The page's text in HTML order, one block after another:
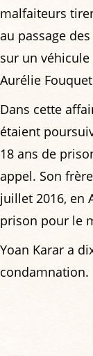
malfaiteurs
au passage
sur un
Aurélie
Dans cette
étaient
18 ans de
appel. Son
juillet 2016, en
prison pour le
Yoan Karar a
condamnation.